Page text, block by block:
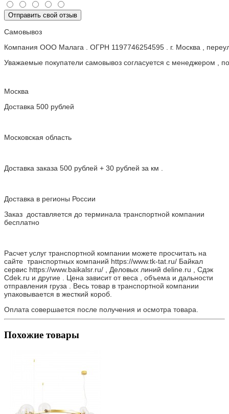
Отправить свой отзыв
Самовывоз
Компания ООО Малага . ОГРН 1197746254595 . г. Москва ,
Уважаемые покупатели самовывоз согласуется с менеджером ,
Москва
Доставка 500 рублей
Московская область
Доставка заказа 500 рублей + 30 рублей за км .
Доставка в регионы России
Заказ доставляется до терминала транспортной компании
бесплатно
Расчет услуг транспортной компании можете просчитать на
сайте транспортных компаний https://www.tk-tat.ru/ Байкал
сервис https://www.baikalsr.ru/ , Деловых линий deline.ru , Сдэк
Cdek.ru и другие . Цена зависит от веса , объема и дальности
отправления груза . Весь товар в транспортной компании
упаковывается в жесткий короб.
Оплата совершается после получения и осмотра товара.
Похожие товары